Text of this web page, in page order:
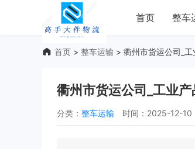
首页 整车
首页 > 整车运输 > 衢州市货运公司_
衢州市货运公司_工业
分类： 整车运输 时间：2025-12-10